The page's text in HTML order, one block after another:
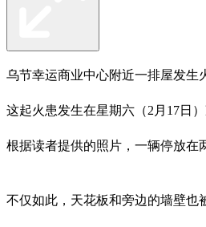
乌节幸运商业中心附近一排屋发生
这起火患发生在星期六（2月17日
根据读者提供的照片，一辆停放在
不仅如此，天花板和旁边的墙壁也